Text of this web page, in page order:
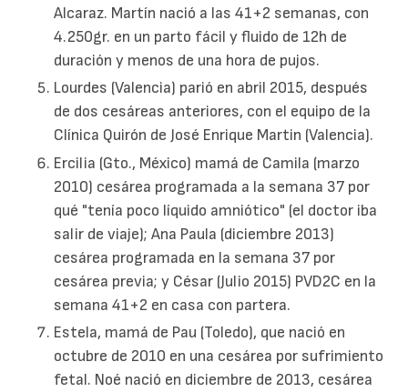
Alcaraz. Martín nació a las 41+2 semanas, con
4.250gr. en un parto fácil y fluido de 12h de
duración y menos de una hora de pujos.
Lourdes (Valencia) parió en abril 2015, después
de dos cesáreas anteriores, con el equipo de la
Clínica Quirón de José Enrique Martin (Valencia).
Ercilia (Gto., México) mamá de Camila (marzo
2010) cesárea programada a la semana 37 por
qué "tenía poco líquido amniótico" (el doctor iba
salir de viaje); Ana Paula (diciembre 2013)
cesárea programada en la semana 37 por
cesárea previa; y César (Julio 2015) PVD2C en la
semana 41+2 en casa con partera.
Estela, mamá de Pau (Toledo), que nació en
octubre de 2010 en una cesárea por sufrimiento
fetal. Noé nació en diciembre de 2013, cesárea